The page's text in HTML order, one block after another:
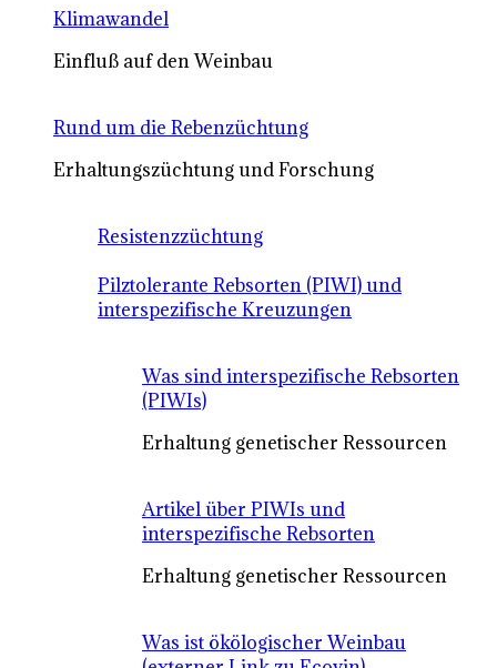
Klimawandel
Einfluß auf den Weinbau
Rund um die Rebenzüchtung
Erhaltungszüchtung und Forschung
Resistenzzüchtung
Pilztolerante Rebsorten (PIWI) und
interspezifische Kreuzungen
Was sind interspezifische Rebsorten
(PIWIs)
Erhaltung genetischer Ressourcen
Artikel über PIWIs und
interspezifische Rebsorten
Erhaltung genetischer Ressourcen
Was ist ökölogischer Weinbau